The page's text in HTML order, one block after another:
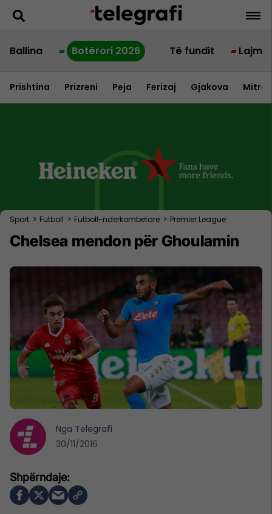
Ballina Botërori 2026 Të fundit Lajme
Prishtina Prizreni Peja Ferizaj Gjakova
Sport > Futboll > Futboll-nderkombetare > Premier League
Chelsea mendon për Ghoulamin
Nga Telegrafi
30/11/2016